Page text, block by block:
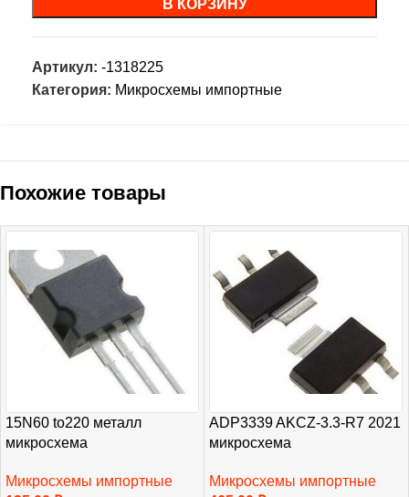
В КОРЗИНУ
Артикул: -1318225
Категория: Микросхемы импортные
Похожие товары
15N60 to220 металл
микросхема
Микросхемы импортные
ADP3339 AKCZ-3.3-R7 2021
микросхема
Микросхемы импортные